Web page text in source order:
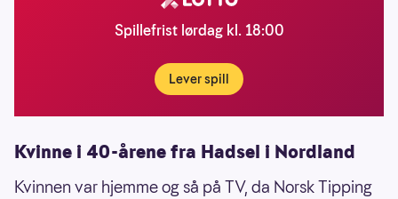
Spillefrist lørdag kl. 18:00
Lever spill
Kvinne i 40-årene fra Hadsel i Nordland
Kvinnen var hjemme og så på TV, da Norsk Tipping